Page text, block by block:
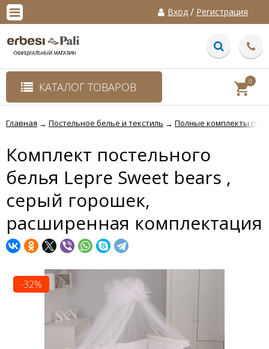
Вход / Регистрация
КАТАЛОГ ТОВАРОВ 0
Главная → Постельное белье и текстиль → Полные комплекты
Комплект постельного
белья Lepre Sweet bears ,
серый горошек,
расширенная комплектация
-32%